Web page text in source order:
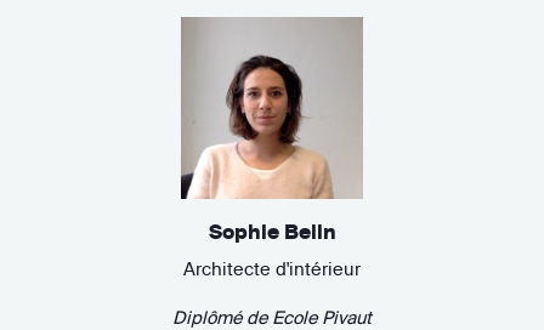
Sophie Belin
Architecte d'intérieur
Diplômé deEcole Pivaut